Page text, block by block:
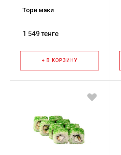
Тори маки
1 549 тенге
+ В КОРЗИНУ